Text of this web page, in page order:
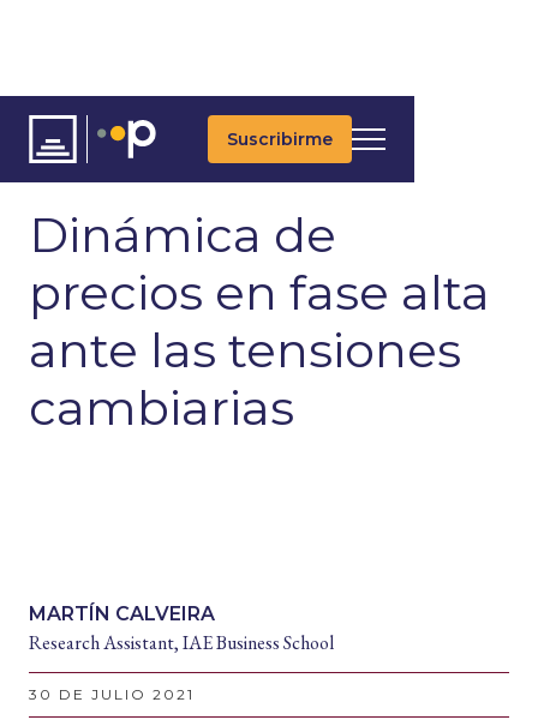
Suscribirme
ARTÍCULOS
Dinámica de
precios en fase alta
ante las tensiones
cambiarias
MARTÍN CALVEIRA
Research Assistant, IAE Business School
30 DE JULIO 2021